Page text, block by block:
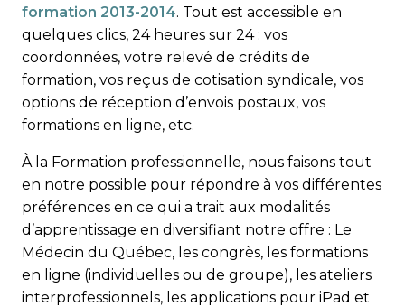
formation 2013-2014. Tout est accessible en
quelques clics, 24 heures sur 24 : vos
coordonnées, votre relevé de crédits de
formation, vos reçus de cotisation syndicale, vos
options de réception d’envois postaux, vos
formations en ligne, etc.
À la Formation professionnelle, nous faisons tout
en notre possible pour répondre à vos différentes
préférences en ce qui a trait aux modalités
d’apprentissage en diversifiant notre offre : Le
Médecin du Québec, les congrès, les formations
en ligne (individuelles ou de groupe), les ateliers
interprofessionnels, les applications pour iPad et